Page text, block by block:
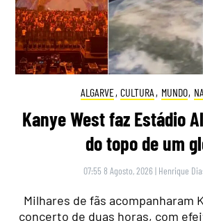
ALGARVE, CULTURA , MUNDO,
Kanye West faz Estádio
do topo de um
07:55 8 Agosto, 2026 | Henrique
Milhares de fãs acompanharam
concerto de duas horas, com